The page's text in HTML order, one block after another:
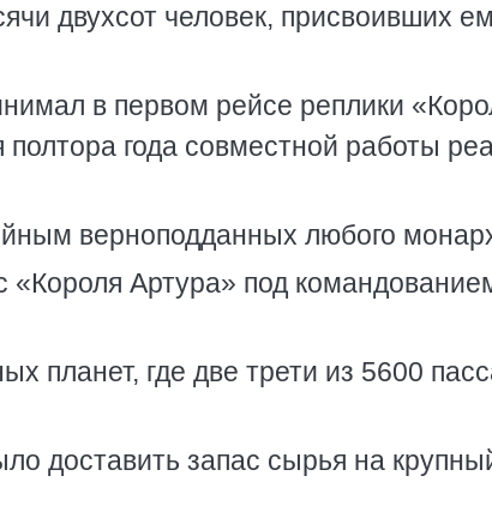
двухсот человек, присвоивших
в первом рейсе реплики
полтора года совместной работы
верноподданных любого
«Короля Артура» под
планет, где две трети из 5600
доставить запас сырья на